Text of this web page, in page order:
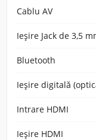
Cablu AV
Ieșire Jack de 3,5
Bluetooth
Ieșire digitală
Intrare HDMI
Ieșire HDMI